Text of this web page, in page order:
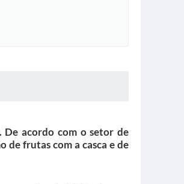
acordo com o setor de
de frutas com a casca e de